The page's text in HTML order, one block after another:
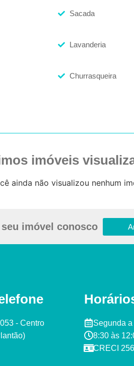
Sacada
Lavanderia
Churrasqueira
imóveis
ainda não visualizou nenhum
imóvel conosco
- Centro
Segunda a
8:30 às
CRECI